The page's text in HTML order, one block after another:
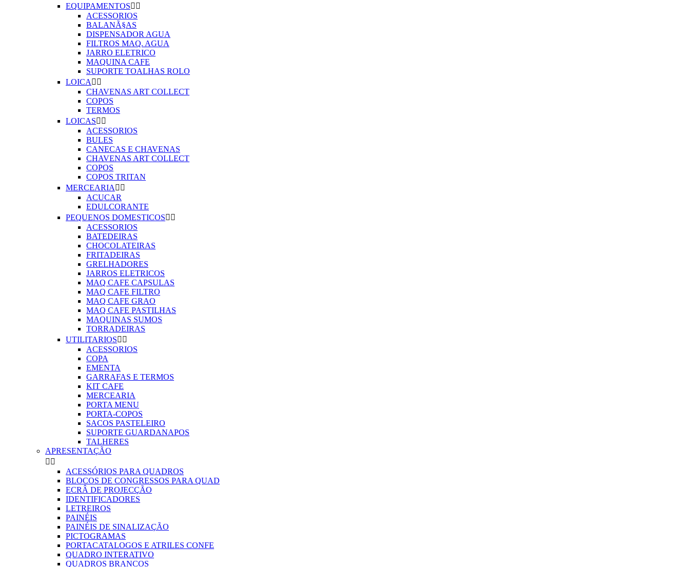
EQUIPAMENTOS 
ACESSORIOS
BALANÃ§AS
DISPENSADOR AGUA
FILTROS MAQ. AGUA
JARRO ELETRICO
MAQUINA CAFE
SUPORTE TOALHAS ROLO
LOICA  
CHAVENAS ART COLLECT
COPOS
TERMOS
LOICAS 
ACESSORIOS
BULES
CANECAS E CHAVENAS
CHAVENAS ART COLLECT
COPOS
COPOS TRITAN
MERCEARIA  
ACUCAR
EDULCORANTE
PEQUENOS DOMESTICOS 
ACESSORIOS
BATEDEIRAS
CHOCOLATEIRAS
FRITADEIRAS
GRELHADORES
JARROS ELETRICOS
MAQ CAFE CAPSULAS
MAQ CAFE FILTRO
MAQ CAFE GRAO
MAQ CAFE PASTILHAS
MAQUINAS SUMOS
TORRADEIRAS
UTILITARIOS 
ACESSORIOS
COPA
EMENTA
GARRAFAS E TERMOS
KIT CAFE
MERCEARIA
PORTA MENU
PORTA-COPOS
SACOS PASTELEIRO
SUPORTE GUARDANAPOS
TALHERES
APRESENTAÇÃO
 
ACESSÓRIOS PARA QUADROS
BLOCOS DE CONGRESSOS PARA QUAD
ECRÂ DE PROJECÇÃO
IDENTIFICADORES
LETREIROS
PAINÉIS
PAINÉIS DE SINALIZAÇÃO
PICTOGRAMAS
PORTACATALOGOS E ATRILES CONFE
QUADRO INTERATIVO
QUADROS BRANCOS